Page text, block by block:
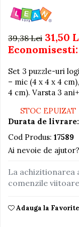
Jucarii de baie
Caluti balansoar
muzicale
Figurine
Ateliere si unelte
Blocuri de
Covorase de dans
Creative
Electrocasnice si
Jocuri de
Ingrijire cosmetica
Perioada Sarcinii
Pompe de san
Sisteme De Purtare
39,38 Lei 31,50
Economisesti:
Set 3 puzzle-uri
– mic (4 x 4 x 4
4 cm). Varsta 3
STOC EPUIZAT
Durata de livrare:
Cod Produs: 17589
Ai nevoie de ajutor?
La
comenzile viitoare
Adauga la Favorite